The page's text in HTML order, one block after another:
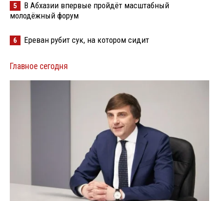
5
В Абхазии впервые пройдёт масштабный
молодёжный форум
6 Ереван рубит сук, на котором сидит
Главное сегодня